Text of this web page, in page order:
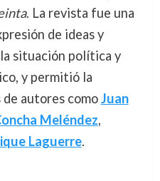
. La revista fue una
de ideas y
situación política y
y permitió la
autores comoJuan
Meléndez,
Laguerre.